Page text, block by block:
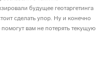
будущее геотаргетинга
сделать упор. Ну и конечно
вам не потерять текущую